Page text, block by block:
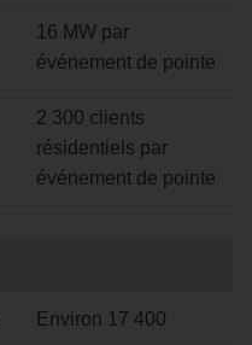
16 MW par
événement de pointe
2 300 clients
résidentiels par
événement de pointe
Environ 17 400